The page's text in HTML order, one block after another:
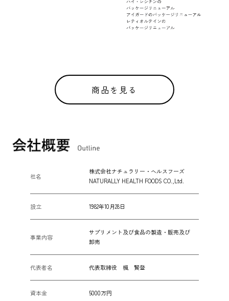
商品を見る
社名
株式会社ナチュラリー・ヘルスフーズ
NATURALLY HEALTH FOODS CO.,Ltd.
設立 1982年10月28日
事業内容
サプリメント及び食品の製造・販売及び
卸売
代表者名 代表取締役 楓 賢登
資本金 5000万円